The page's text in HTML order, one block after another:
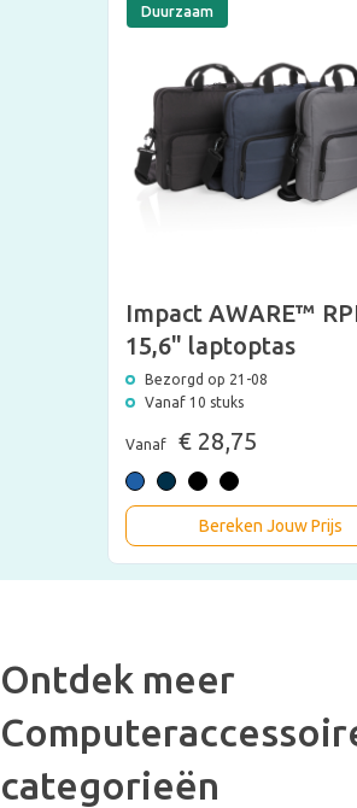
Duurzaam
Impact AWARE™
15,6" laptoptas
Bezorgd op 21-08
Vanaf 10 stuks
Vanaf € 28,75
Bereken Jouw Prijs
Ontdek meer
categorieën